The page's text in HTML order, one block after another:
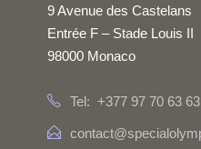
9 Avenue des Castelans
Entrée F – Stade Louis II
98000 Monaco
Tel: +377 97 70 63 63